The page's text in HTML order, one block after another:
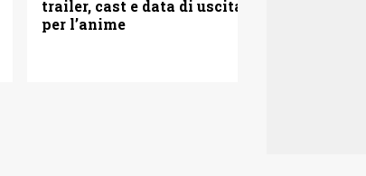
trailer, cast e data di uscita
per l’anime